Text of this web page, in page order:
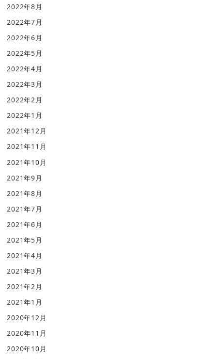
2022年8月
2022年7月
2022年6月
2022年5月
2022年4月
2022年3月
2022年2月
2022年1月
2021年12月
2021年11月
2021年10月
2021年9月
2021年8月
2021年7月
2021年6月
2021年5月
2021年4月
2021年3月
2021年2月
2021年1月
2020年12月
2020年11月
2020年10月